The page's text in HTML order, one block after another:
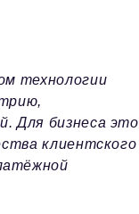
технологии
Для бизнеса это
клиентского